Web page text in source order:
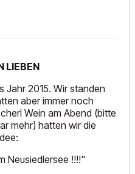
LIEBEN
Jahr 2015. Wir standen
aber immer noch
Wein am Abend (bitte
mehr) hatten wir die
Neusiedlersee !!!!"